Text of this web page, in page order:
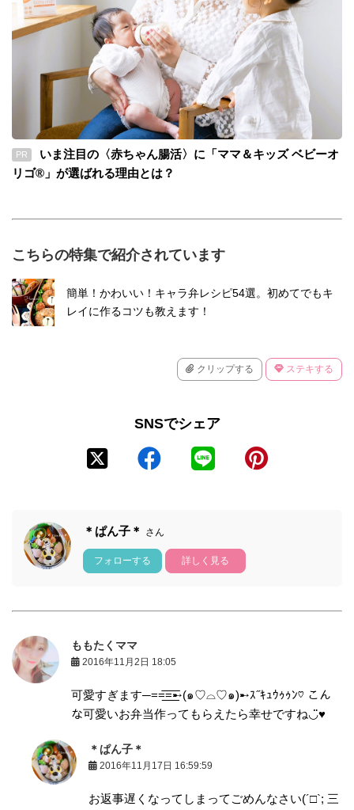
PR
いま注目の〈赤ちゃん腸活〉に「ママ＆キッズ ベビーオ
リゴ®」が選ばれる理由とは？
こちらの特集で紹介されています
簡単！かわいい！キャラ弁レシピ54選。初めてでもキ
レイに作るコツも教えます！
クリップする ステキする
SNSでシェア
＊ぱん子＊ さん
フォローする 詳しく見る
ももたくママ
2016年11月2日 18:05
可愛すぎます─==͟͟͞͞=͟͟͞͞➸(๑♡⌓♡๑)➸ｽ˝ｷｭｳｩｩﾝ♡ こん
な可愛いお弁当作ってもらえたら幸せですね◡̈♥︎
＊ぱん子＊
2016年11月17日 16:59:59
お返事遅くなってしまってごめんなさい(´□`; 三